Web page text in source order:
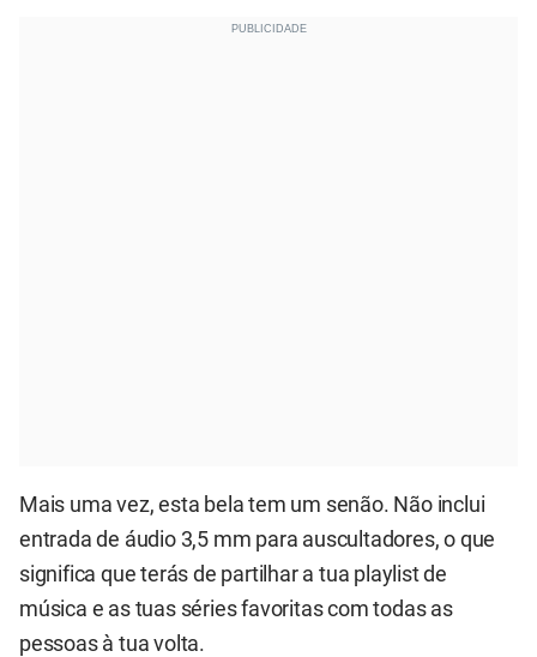
Mais uma vez, esta bela tem um senão. Não inclui
entrada de áudio 3,5 mm para auscultadores, o que
significa que terás de partilhar a tua playlist de
música e as tuas séries favoritas com todas as
pessoas à tua volta.